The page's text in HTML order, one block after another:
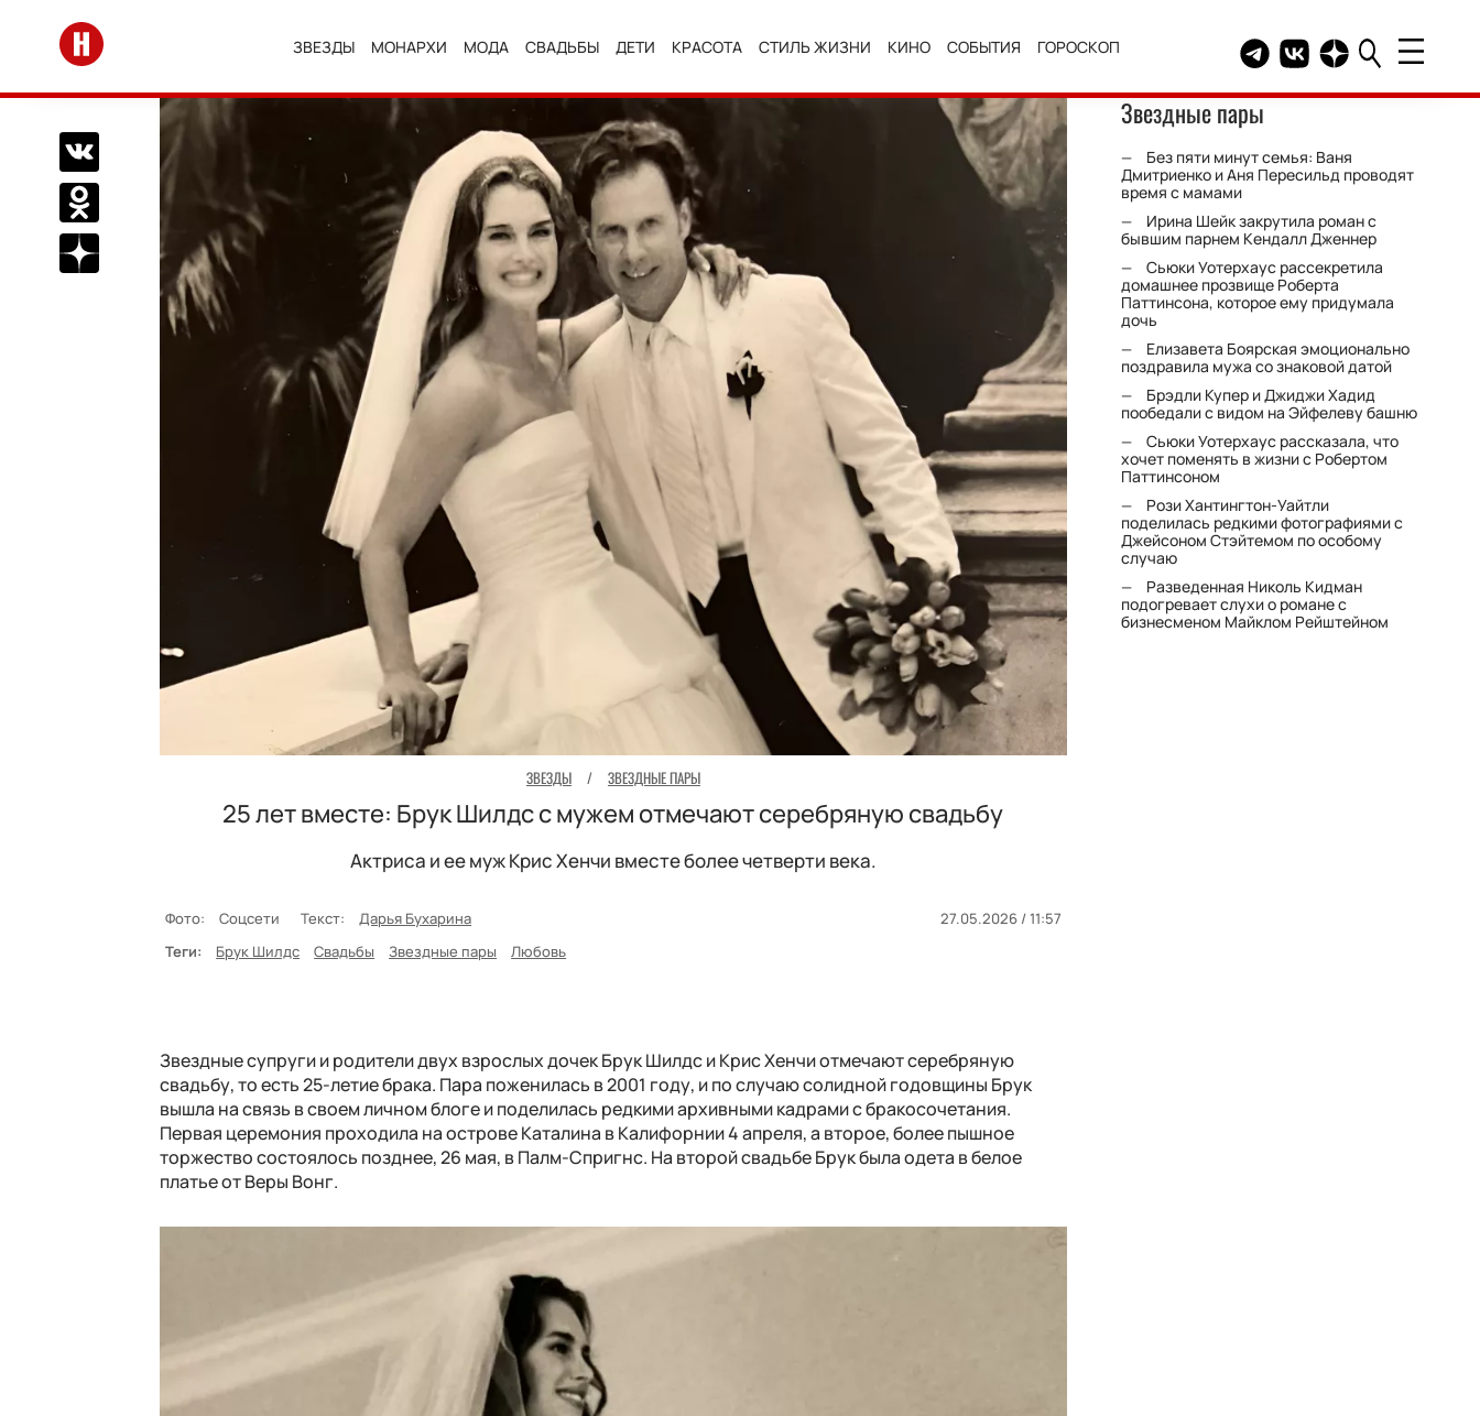
Перейти на главную
ЗВЕЗДЫ МОНАРХИ МОДА СВАДЬБЫ ДЕТИ КРАСОТА СТИЛЬ ЖИЗНИ КИНО СОБЫТИЯ ГОРОСКОП Telegram канал HELLO
Группа HELLO
Канал HELLO в
Поделиться Вконтакте
Поделиться в Одноклассниках
Подписаться на нас в Дзен
ЗВЕЗДЫ / ЗВЕЗДНЫЕ ПАРЫ
25 лет вместе: Брук Шилдс с мужем отмечают серебряную свадьбу
Актриса и ее муж Крис Хенчи вместе более четверти века.
Фото: Соцсети Текст: Дарья Бухарина
27.05.2026 / 11:57
Теги:
Брук Шилдс Свадьбы Звездные пары Любовь
Звездные супруги и родители двух взрослых дочек Брук Шилдс и Крис Хенчи отмечают серебряную
свадьбу, то есть 25-летие брака. Пара поженилась в 2001 году, и по случаю солидной годовщины Брук
вышла на связь в своем личном блоге и поделилась редкими архивными кадрами с бракосочетания.
Первая церемония проходила на острове Каталина в Калифорнии 4 апреля, а второе, более пышное
торжество состоялось позднее, 26 мая, в Палм-Спригнс. На второй свадьбе Брук была одета в белое
платье от Веры Вонг.
Звездные пары
Без пяти минут семья: Ваня
Дмитриенко и Аня Пересильд проводят
время с мамами
Ирина Шейк закрутила роман с
бывшим парнем Кендалл Дженнер
Сьюки Уотерхаус рассекретила
домашнее прозвище Роберта
Паттинсона, которое ему придумала
дочь
Елизавета Боярская эмоционально
поздравила мужа со знаковой датой
Брэдли Купер и Джиджи Хадид
пообедали с видом на Эйфелеву башню
Сьюки Уотерхаус рассказала, что
хочет поменять в жизни с Робертом
Паттинсоном
Рози Хантингтон-Уайтли
поделилась редкими фотографиями с
Джейсоном Стэйтемом по особому
случаю
Разведенная Николь Кидман
подогревает слухи о романе с
бизнесменом Майклом Рейштейном